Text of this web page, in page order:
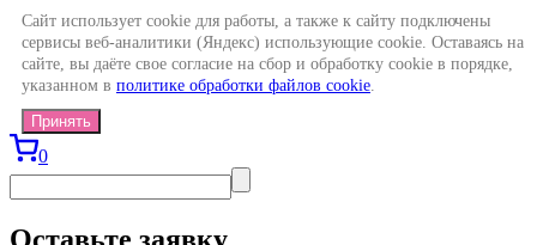
Сайт использует cookie для работы, а также к сайту подключены
сервисы веб-аналитики (Яндекс) использующие cookie. Оставаясь на
сайте, вы даёте свое согласие на сбор и обработку cookie в порядке,
указанном в политике обработки файлов cookie.
Принять
0